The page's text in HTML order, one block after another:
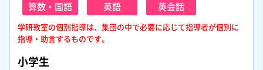
算数・国語 英語 英会話
学研教室の個別指導は、集団の中で必要に応じて指導者が個別に
指導・助言するものです。
小学生